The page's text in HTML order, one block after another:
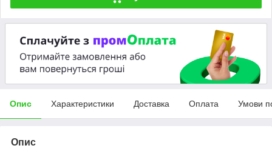
Опис Характеристики Доставка Оплата Умови
Опис